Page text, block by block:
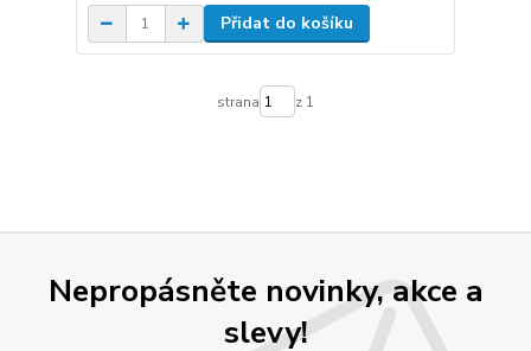
Přidat do košíku
strana z 1
Nepropásněte novinky, akce a
slevy!